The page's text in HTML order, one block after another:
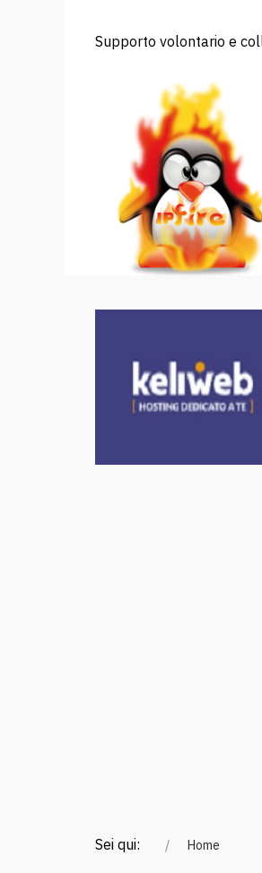
Supporto volontario e
Sei qui: Home